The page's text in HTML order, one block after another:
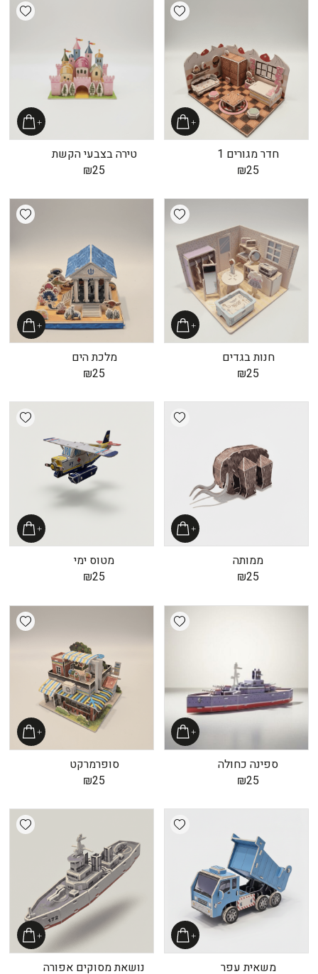
Add wishlist
חדר מגורים 1
₪25
טירה בצבעי הקשת
₪25
Add wishlist
חנות בגדים
₪25
מלכת הים
₪25
Add wishlist
ממותה
₪25
מטוס ימי
₪25
Add wishlist
ספינה כחולה
₪25
סופרמרקט
₪25
Add wishlist
משאית עפר
נושאת מסוקים אפורה